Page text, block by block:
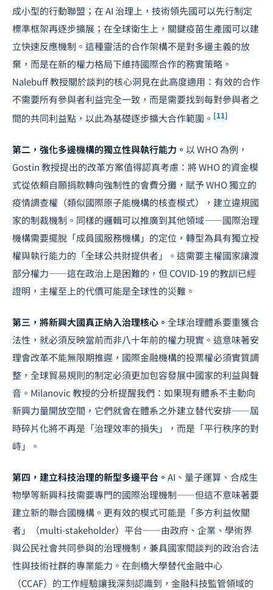
成小型的行動聯盟；在 AI 治理上，技術領先國可以先行制定
標準框架再逐步擴展；在全球衛生上，關鍵疫苗生產國可以建
立快速反應機制。這種靈活的合作架構不是對多邊主義的放
棄，而是在新的權力格局下維持國際合作的務實策略。
Nalebuff 教授關於談判的核心洞見在此高度適用：有效的合作
不需要所有參與者利益完全一致，而是需要找到每對參與者之
間的共同利益點，以此為基礎逐步擴大合作範圍。 [11]
第二，強化多邊機構的獨立性與執行能力。 以 WHO 為例，
Gostin 教授提出的改革方案值得認真考慮：將 WHO 的資金模
式從依賴自願捐款轉向強制性的會費分攤，賦予 WHO 獨立的
疫情調查權（類似國際原子能機構的核查模式），建立違規國
家的制裁機制。同樣的邏輯可以推廣到其他領域——國際治理
機構需要擺脫「成員國服務機構」的定位，轉型為具有獨立授
權與執行能力的「全球公共財提供者」。這需要主權國家讓渡
部分權力——這在政治上是困難的，但 COVID-19 的教訓已經
證明，主權至上的代價可能是全球性的災難。
第三，將新興大國真正納入治理核心。 全球治理體系要重獲合
法性，就必須反映當前而非八十年前的權力現實。這意味著安
理會改革不能無限期推遲，國際金融機構的投票權必須實質調
整，全球貿易規則的制定必須更加包容發展中國家的利益與聲
音。Milanovic 教授的分析提醒我們：如果現有體系不主動向
新興力量開放空間，它們就會在體系之外建立替代安排——屆
時碎片化將不再是「治理效率的損失」，而是「平行秩序的對
峙」。
第四，建立科技治理的新型多邊平台。 AI、量子運算、合成生
物學等新興科技需要專門的國際治理機制——但這不意味著要
建立新的聯合國機構。更有效的模式可能是「多方利益攸關
者」（multi-stakeholder）平台——由政府、企業、學術界
與公民社會共同參與的治理機制，兼具國家間談判的政治合法
性與技術社群的專業能力。在劍橋大學替代金融中心
（CCAF）的工作經驗讓我深刻認識到，金融科技監管領域的